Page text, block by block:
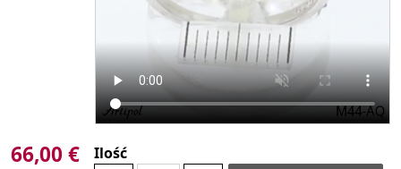
66,00 € Ilość